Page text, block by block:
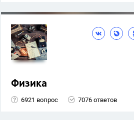
Физика
6921 вопрос 7076 ответов